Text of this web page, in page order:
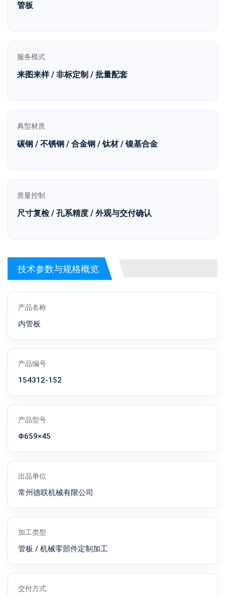
管板
服务模式
来图来样 / 非标定制 / 批量配套
典型材质
碳钢 / 不锈钢 / 合金钢 / 钛材 / 镍基合金
质量控制
尺寸复检 / 孔系精度 / 外观与交付确认
技术参数与规格概览
产品名称
内管板
产品编号
154312-152
产品型号
Φ659×45
出品单位
常州德联机械有限公司
加工类型
管板 / 机械零部件定制加工
交付方式